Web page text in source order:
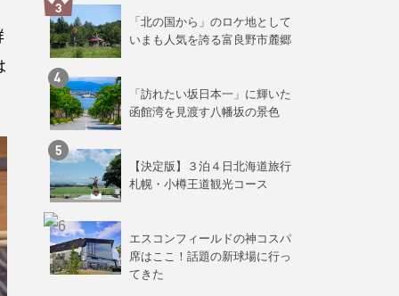
「北の国から」のロケ地として
いまも人気を誇る富良野市麓郷
「訪れたい坂日本一」に輝いた
函館湾を見渡す八幡坂の景色
【決定版】３泊４日北海道旅行
札幌・小樽王道観光コース
エスコンフィールドの神コスパ
席はここ！話題の新球場に行っ
てきた